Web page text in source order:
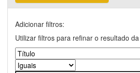
Adicionar filtros:
Utilizar filtros para refinar o resultado